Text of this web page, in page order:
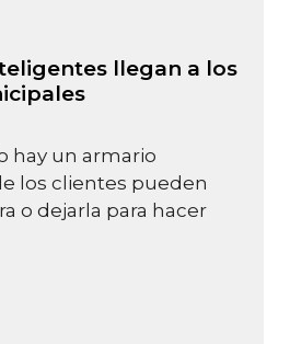
llegan a los
hay un armario
los clientes pueden
o dejarla para hacer